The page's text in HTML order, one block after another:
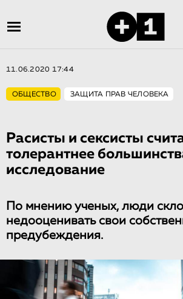
11.06.2020 17:44
ОБЩЕСТВО ЗАЩИТА ПРАВ ЧЕЛОВЕКА
Расисты и сексисты
толерантнее
исследование
По мнению ученых, люди
недооценивать свои
предубеждения.